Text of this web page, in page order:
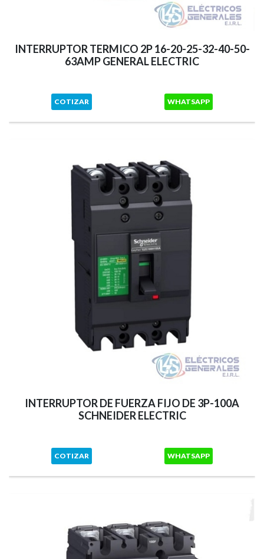
INTERRUPTOR TERMICO 2P 16-20-25-32-40-50-
63AMP GENERAL ELECTRIC
COTIZAR WHATSAPP
INTERRUPTOR DE FUERZA FIJO DE 3P-100A
SCHNEIDER ELECTRIC
COTIZAR WHATSAPP